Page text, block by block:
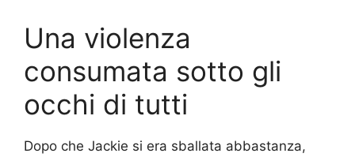
Una violenza
consumata sotto gli
occhi di tutti
Dopo che Jackie si era sballata abbastanza,